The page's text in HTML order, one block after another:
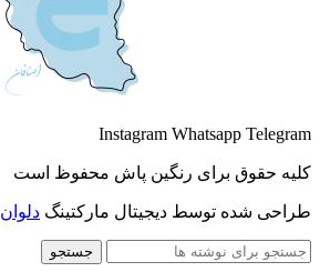
Instagram Whatsapp Telegram
کلیه حقوق برای رنگین پاش محفوظ است
طراحی شده توسط دیجیتال مارکتینگ دلوان
جستجو